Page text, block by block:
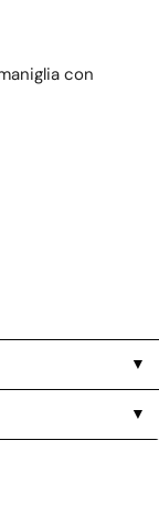
con
▼
▼